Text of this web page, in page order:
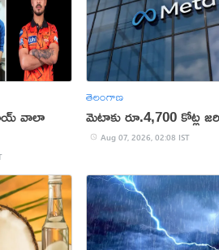
వాలా
తెలంగాణ
మెటాకు రూ.4,700 కోట్ల
Aug 07, 2026, 02:08 IST